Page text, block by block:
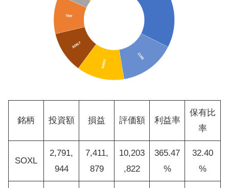
銘柄 投資額 損益 評価額 利益率
保有比
率
SOXL
2,791,
944
7,411,
879
10,203
,822
365.47
%
32.40
%